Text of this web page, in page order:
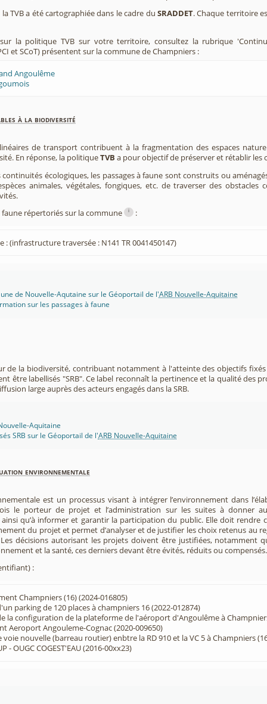
TVB a été cartographiée dans le cadre du SRADDET. Chaque territoire
la politique TVB sur votre territoire, consultez la rubrique
et SCoT) présentent sur la commune de Champniers :
Angoulême
à la biodiversité
de transport contribuent à la fragmentation des espaces
En réponse, la politiqueTVB a pour objectif de préserver et rétablir les
écologiques, les passages à faune sont construits ou
animales, végétales, fongiques, etc. de traverser des
faune répertoriés sur la commune
i :
: (infrastructure traversée : N141 TR 0041450147)
de Nouvelle-Aqutaine sur le Géoportail de l'ARB Nouvelle-Aquitaine
sur les passages à faune
de la biodiversité, contribuant notamment à l'atteinte des objectifs fixés
être labellisés "SRB". Ce label reconnaît la pertinence et la qualité des
large auprès des acteurs engagés dans la SRB.
Aquitaine
SRB sur le Géoportail de l'ARB Nouvelle-Aquitaine
environnementale
est un processus visant à intégrer l’environnement dans
le porteur de projet et l’administration sur les suites à donner
qu’à informer et garantir la participation du public. Elle doit rendre
du projet et permet d’analyser et de justifier les choix retenus au
décisions autorisant les projets doivent être justifiées, notamment
et la santé, ces derniers devant être évités, réduits ou compensés.
:
Champniers (16) (2024-016805)
parking de 120 places à champniers 16 (2022-012874)
la configuration de la plateforme de l'aéroport d'Angoulême à
Aeroport Angouleme-Cognac (2020-009650)
nouvelle (barreau routier) enbtre la RD 910 et la VC 5 à Champniers
- OUGC COGEST'EAU (2016-00xx23)